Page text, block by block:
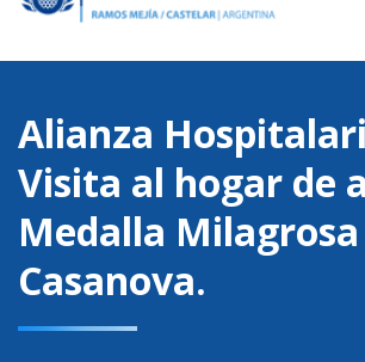
Alianza
Visita al hogar de
Medalla Milagrosa
Casanova.